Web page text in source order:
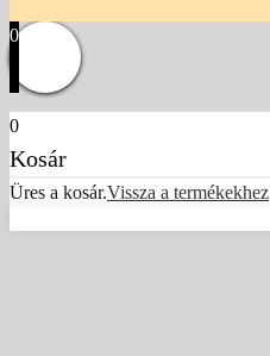
0
0
Kosár
Üres a kosár.Vissza a termékekhez